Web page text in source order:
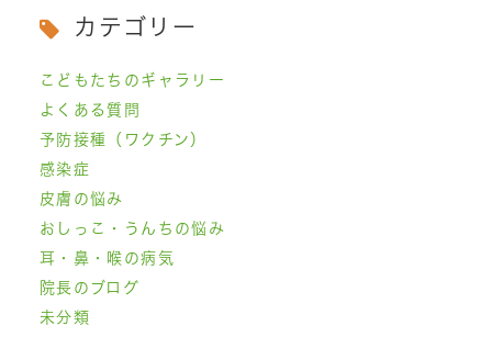
カテゴリー
こどもたちのギャラリー
よくある質問
予防接種（ワクチン）
感染症
皮膚の悩み
おしっこ・うんちの悩み
耳・鼻・喉の病気
院長のブログ
未分類